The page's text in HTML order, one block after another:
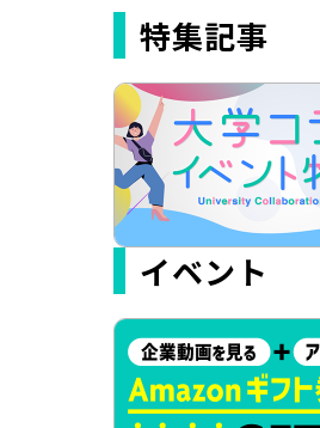
特集記事
イベント